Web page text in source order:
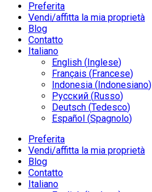
Preferita
Vendi/affitta la mia proprietà
Blog
Contatto
Italiano
English (Inglese)
Français (Francese)
Indonesia (Indonesiano)
Русский (Russo)
Deutsch (Tedesco)
Español (Spagnolo)
Preferita
Vendi/affitta la mia proprietà
Blog
Contatto
Italiano